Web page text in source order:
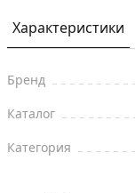
Характеристики
Бренд
Каталог
Категория